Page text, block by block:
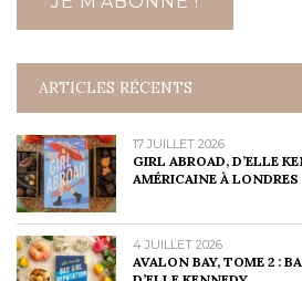
ARTICLES RÉCENTS
17 JUILLET 2026
GIRL ABROAD, D’ELLE
AMÉRICAINE À LONDRES
4 JUILLET 2026
AVALON BAY, TOME 2 :